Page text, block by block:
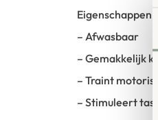
Eigenschappen
– Afwasbaar
– Gemakkelijk
– Traint
– Stimuleert